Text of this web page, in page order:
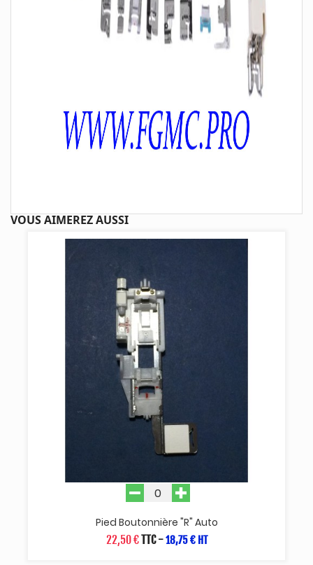
VOUS AIMEREZ AUSSI
Pied Boutonnière "R" Auto
22,50 €TTC-18,75 € HT